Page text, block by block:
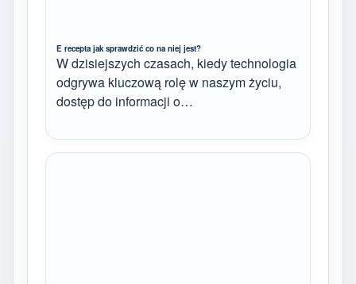
E recepta jak sprawdzić co na niej jest?
W dzisiejszych czasach, kiedy technologia
odgrywa kluczową rolę w naszym życiu,
dostęp do informacji o…